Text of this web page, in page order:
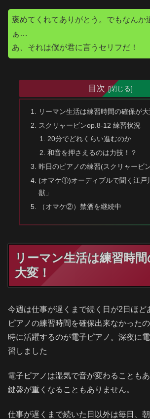
褒めてくれてありがとう。でもなんか
ぁ…
あ、それは僕が君に言うセリフだ！
目次
リーマン生活は練習時間の確保が大
スクリャービンop.8-12 練習状況
20分でどれくらい進むのか
和音を押さえるのは力技！？
昨日のピアノの練習(スクリャービ
(オマケ①)オーディブルで聞く江戸
獣」
（オマケ②）禁酒を継続中
リーマン生活は練習時
大変！
今週は仕事が遅くまで続く日が2日ほど
ピアノの練習時間を確保出来なかった
時に活躍するのが電子ピアノ。深夜に
習しました
電子ピアノは湿気で音が変わることも
鍵盤が重くなることもありません。
仕事が遅くまで続いた日以外は毎日、